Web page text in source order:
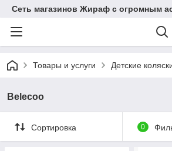
Сеть магазинов Жираф с огромным
Товары и услуги Детские
Belecoo
Сортировка 0